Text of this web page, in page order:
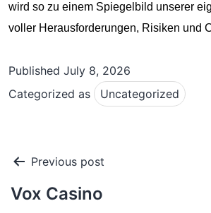
wird so zu einem Spiegelbild unserer
voller Herausforderungen, Risiken und
Published July 8, 2026
Categorized as
Uncategorized
Post
navigation
Previous post
Vox Casino